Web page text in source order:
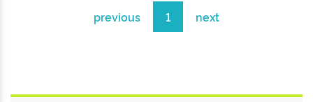
previous 1 next